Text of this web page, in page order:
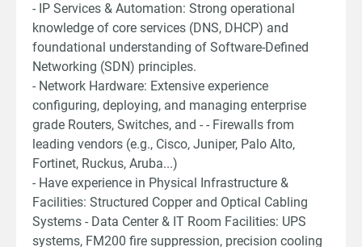
- IP Services & Automation: Strong operational
knowledge of core services (DNS, DHCP) and
foundational understanding of Software-Defined
Networking (SDN) principles.
- Network Hardware: Extensive experience
configuring, deploying, and managing enterprise
grade Routers, Switches, and - - Firewalls from
leading vendors (e.g., Cisco, Juniper, Palo Alto,
Fortinet, Ruckus, Aruba...)
- Have experience in Physical Infrastructure &
Facilities: Structured Copper and Optical Cabling
Systems - Data Center & IT Room Facilities: UPS
systems, FM200 fire suppression, precision cooling